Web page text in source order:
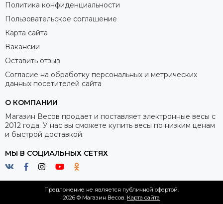
Политика конфиденциальности
Пользовательское соглашение
Карта сайта
Вакансии
Оставить отзыв
Согласие на обработку персональных и метрических
данных посетителей сайта
О КОМПАНИИ
Магазин Весов продает и поставляет электронные весы с
2012 года. У нас вы сможете купить весы по низким ценам
и быстрой доставкой.
МЫ В СОЦИАЛЬНЫХ СЕТЯХ
Предложение не является публичной офертой.
2026 © Магазин Весов. Карта сайта